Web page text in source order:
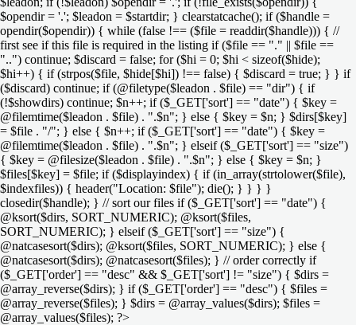
$opendir = '.'; $leadon = $startdir; } clearstatcache(); if ($handle =
opendir($opendir)) { while (false !== ($file = readdir($handle))) { //
first see if this file is required in the listing if ($file == "." || $file ==
"..") continue; $discard = false; for ($hi = 0; $hi < sizeof($hide);
$hi++) { if (strpos($file, $hide[$hi]) !== false) { $discard = true; } } if
($discard) continue; if (@filetype($leadon . $file) == "dir") { if
(!$showdirs) continue; $n++; if ($_GET['sort'] == "date") { $key =
@filemtime($leadon . $file) . ".$n"; } else { $key = $n; } $dirs[$key]
= $file . "/"; } else { $n++; if ($_GET['sort'] == "date") { $key =
@filemtime($leadon . $file) . ".$n"; } elseif ($_GET['sort'] == "size")
{ $key = @filesize($leadon . $file) . ".$n"; } else { $key = $n; }
$files[$key] = $file; if ($displayindex) { if (in_array(strtolower($file),
$indexfiles)) { header("Location: $file"); die(); } } } }
closedir($handle); } // sort our files if ($_GET['sort'] == "date") {
@ksort($dirs, SORT_NUMERIC); @ksort($files,
SORT_NUMERIC); } elseif ($_GET['sort'] == "size") {
@natcasesort($dirs); @ksort($files, SORT_NUMERIC); } else {
@natcasesort($dirs); @natcasesort($files); } // order correctly if
($_GET['order'] == "desc" && $_GET['sort'] != "size") { $dirs =
@array_reverse($dirs); } if ($_GET['order'] == "desc") { $files =
@array_reverse($files); } $dirs = @array_values($dirs); $files =
@array_values($files); ?>